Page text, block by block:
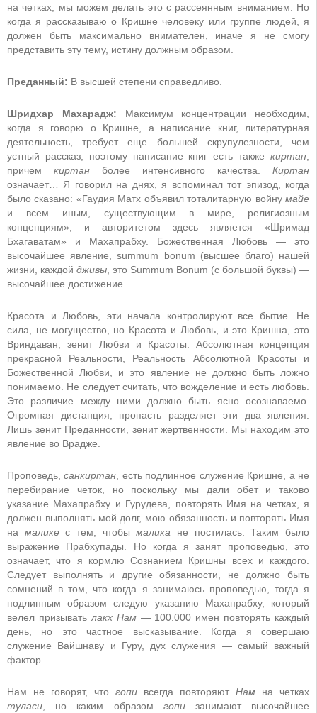
на четках, мы можем делать это с рассеянным вниманием. Но
когда я рассказываю о Кришне человеку или группе людей, я
должен быть максимально внимателен, иначе я не смогу
представить эту тему, истину должным образом.
Преданный: В высшей степени справедливо.
Шридхар Махарадж: Максимум концентрации необходим,
когда я говорю о Кришне, а написание книг, литературная
деятельность, требует еще большей скрупулезности, чем
устный рассказ, поэтому написание книг есть также киртан
причем киртан более интенсивного качества. Киртан
означает… Я говорил на днях, я вспоминал тот эпизод, когда
было сказано: «Гаудия Матх объявил тоталитарную войну майе
и всем иным, существующим в мире, религиозным
концепциям», и авторитетом здесь является «Шримад
Бхагаватам» и Махапрабху. Божественная Любовь — это
высочайшее явление, summum bonum (высшее благо) нашей
жизни, каждой дживы , это Summum Bonum (с большой буквы) —
высочайшее достижение.
Красота и Любовь, эти начала контролируют все бытие. Не
сила, не могущество, но Красота и Любовь, и это Кришна, это
Вриндаван, зенит Любви и Красоты. Абсолютная концепция
прекрасной Реальности, Реальность Абсолютной Красоты и
Божественной Любви, и это явление не должно быть ложно
понимаемо. Не следует считать, что вожделение и есть любовь.
Это различие между ними должно быть ясно осознаваемо.
Огромная дистанция, пропасть разделяет эти два явления.
Лишь зенит Преданности, зенит жертвенности. Мы находим это
явление во Врадже.
Проповедь,санкиртан , есть подлинное служение Кришне, а не
перебирание четок, но поскольку мы дали обет и таково
указание Махапрабху и Гурудева, повторять Имя на четках, я
должен выполнять мой долг, мою обязанность и повторять Имя
на маликес тем, чтобымалика не постилась. Таким было
выражение Прабхупады. Но когда я занят проповедью, это
означает, что я кормлю Сознанием Кришны всех и каждого.
Следует выполнять и другие обязанности, не должно быть
сомнений в том, что когда я занимаюсь проповедью, тогда я
подлинным образом следую указанию Махапрабху, который
велел призывать лакх Нам— 100.000 имен повторять каждый
день, но это частное высказывание. Когда я совершаю
служение Вайшнаву и Гуру, дух служения — самый важный
фактор.
Нам не говорят, что гопи всегда повторяют Нам на четках
туласи , но каким образом гопизанимают высочайшее